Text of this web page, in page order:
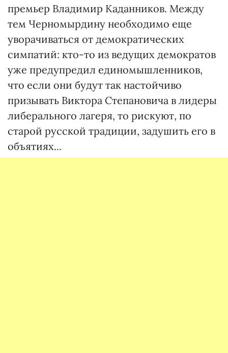
премьер Владимир Каданников. Между
тем Черномырдину необходимо еще
уворачиваться от демократических
симпатий: кто-то из ведущих демократов
уже предупредил единомышленников,
что если они будут так настойчиво
призывать Виктора Степановича в лидеры
либерального лагеря, то рискуют, по
старой русской традиции, задушить его в
объятиях...